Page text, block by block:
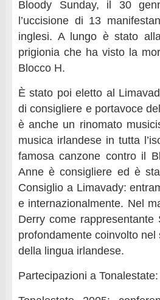
Bloody Sunday, il 30
l’uccisione di 13
inglesi. A lungo è stato
prigionia che ha visto la
Blocco H.
È stato poi eletto al
di consigliere e portavoce
è anche un rinomato
musica irlandese in tutta
famosa canzone contro il
Anne è consigliere ed è
Consiglio a Limavady:
e internazionalmente. Nel
Derry come
profondamente coinvolto
della lingua irlandese.
Partecipazioni a Tonalestate: